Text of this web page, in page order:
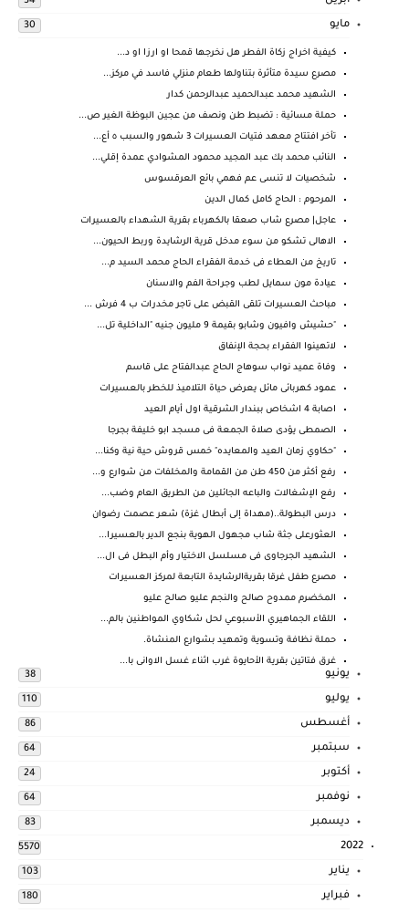
مايو 30
كيفية اخراج زكاة الفطر هل نخرجها قمحا او ارزا او د...
مصرع سيدة متأثرة بتناولها طعام منزلي فاسد في مركز...
الشهيد محمد عبدالحميد عبدالرحمن كدار
حملة مسائية : تضبط طن ونصف من عجين البوظة الغير ص...
تأخر افتتاح معهد فتيات العسيرات 3 شهور والسبب ٥ أع...
النائب محمد بك عبد المجيد محمود المشوادي عمدة إقلي...
شخصيات لا تنسى عم فهمي بائع العرقسوس
المرحوم : الحاج كامل كمال الدين
عاجل| مصرع شاب صعقا بالكهرباء بقرية الشهداء بالعسيرات
الاهالى تشكو من سوء مدخل قرية الرشايدة وربط الحيون...
تاريخ من العطاء فى خدمة الفقراء الحاج محمد السيد م...
عيادة مون سمايل لطب وجراحة الفم والاسنان
مباحث العسيرات تلقى القبض على تاجر مخدرات ب 4 فرش ...
"حشيش وافيون وشابو بقيمة 9 مليون جنيه "الداخلية تل...
لاتهينوا الفقراء بحجة الإنفاق
وفاة عميد نواب سوهاج الحاج عبدالفتاح على قاسم
عمود كهربائى مائل يعرض حياة التلاميذ للخطر بالعسيرات
اصابة 4 اشخاص ببندار الشرقية اول أيام العيد
الصمطى يؤدى صلاة الجمعة فى مسجد ابو خليفة بجرجا
"حكاوي زمان العيد والمعايده" خمس قروش حية نية وكنا...
رفع أكثر من 450 طن من القمامة والمخلفات من شوارع و...
رفع الإشغالات والباعه الجائلين من الطريق العام وضب...
درس البطولة..(مهداة إلى أبطال غزة) شعر عصمت رضوان
العثورعلى جثة شاب مجهول الهوية بنجع الدير بالعسيرا...
الشهيد الجرجاوى فى مسلسل الاختيار وأم البطل فى ال...
مصرع طفل غرقا بقريةالرشايدة التابعة لمركز العسيرات
المخضرم ممدوح صالح والنجم عليو صالح عليو
اللقاء الجماهيري الأسبوعي لحل شكاوي المواطنين بالم...
حملة نظافة وتسوية وتمهيد بشوارع المنشاة.
غرق فتاتين بقرية الأحايوة غرب اثناء غسل الاوانى با...
يونيو 38
يوليو 110
أغسطس 86
سبتمبر 64
أكتوبر 24
نوفمبر 64
ديسمبر 83
2022
5570
يناير 103
فبراير 180